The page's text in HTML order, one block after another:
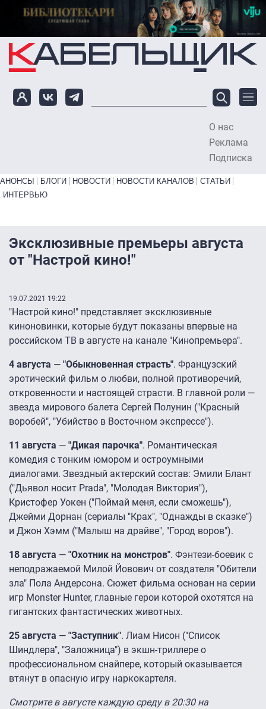
Перейти к основному содержанию
О нас
Реклама
Подписка
Primary links bottom
АНОНСЫ БЛОГИ НОВОСТИ НОВОСТИ КАНАЛОВ
СТАТЬИ
ИНТЕРВЬЮ
Эксклюзивные премьеры августа
от "Настрой кино!"
19.07.2021 19:22
"Настрой кино!" представляет эксклюзивные
киноновинки, которые будут показаны впервые на
российском ТВ в августе на канале "Кинопремьера".
4 августа — "Обыкновенная страсть". Французский
эротический фильм о любви, полной противоречий,
откровенности и настоящей страсти. В главной роли —
звезда мирового балета Сергей Полунин ("Красный
воробей", "Убийство в Восточном экспрессе").
11 августа — "Дикая парочка". Романтическая
комедия с тонким юмором и остроумными
диалогами. Звездный актерский состав: Эмили Блант
("Дьявол носит Prada", "Молодая Виктория"),
Кристофер Уокен ("Поймай меня, если сможешь"),
Джейми Дорнан (сериалы "Крах", "Однажды в сказке")
и Джон Хэмм ("Малыш на драйве", "Город воров").
18 августа — "Охотник на монстров". Фэнтези-боевик с
неподражаемой Милой Йовович от создателя "Обители
зла" Пола Андерсона. Сюжет фильма основан на серии
игр Monster Hunter, главные герои которой охотятся на
гигантских фантастических животных.
25 августа — "Заступник". Лиам Нисон ("Список
Шиндлера", "Заложница") в экшн-триллере о
профессиональном снайпере, который оказывается
втянут в опасную игру наркокартеля.
Смотрите в августе каждую среду в 20:30 на